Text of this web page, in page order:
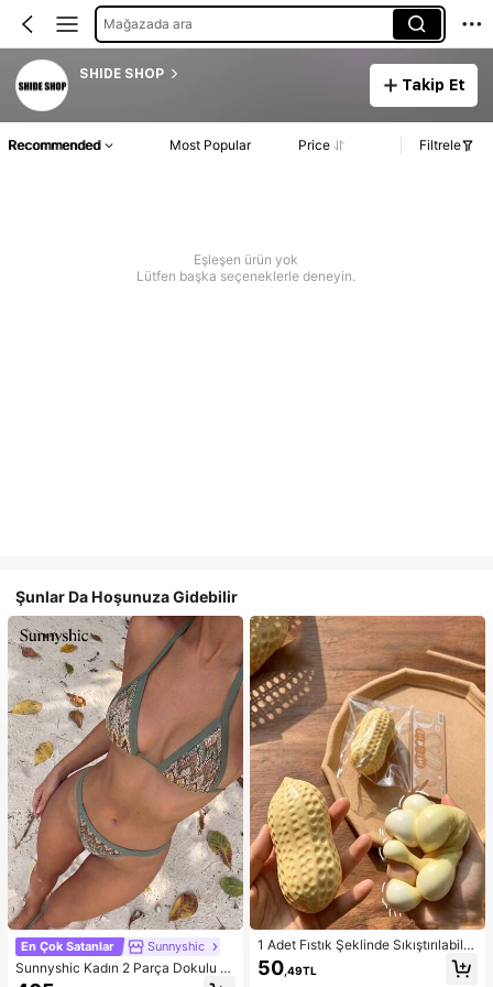
Mağazada ara
SHIDE SHOP
Takip Et
Recommended Most Popular Price Filtrele
Eşleşen ürün yok
Lütfen başka seçeneklerle deneyin.
Şunlar Da Hoşunuza Gidebilir
En Çok Satanlar Sunnyshic
Sunnyshic Kadın 2 Parça Dokulu Ör
gü Bikini Seti, Çok Renkli Dekolteli
1 Adet Fıstık Şeklinde Sıkıştırılabilir
Stres Oyuncağı, Ofis Rahatlaması v
e Parti Etkileşimi İçin Uygun, Doğu
50 ,49TL